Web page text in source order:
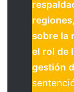
sobre la
el rol de
gestión